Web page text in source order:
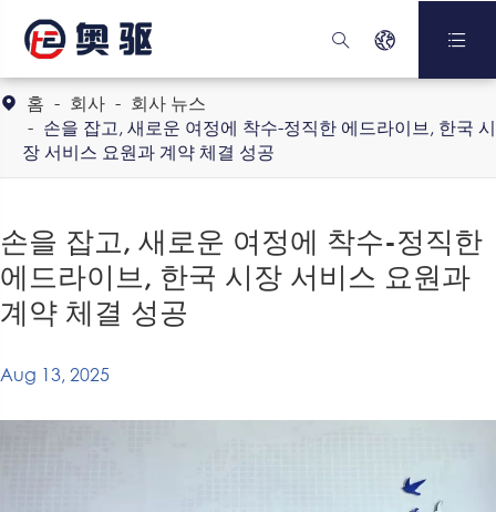
  
 홈 회사
회사 뉴스
손을 잡고, 새로운 여정에 착수-정직한 에드라이브, 한국 시
장 서비스 요원과 계약 체결 성공
손을 잡고, 새로운 여정에 착수-정직한
에드라이브, 한국 시장 서비스 요원과
계약 체결 성공
Aug 13, 2025